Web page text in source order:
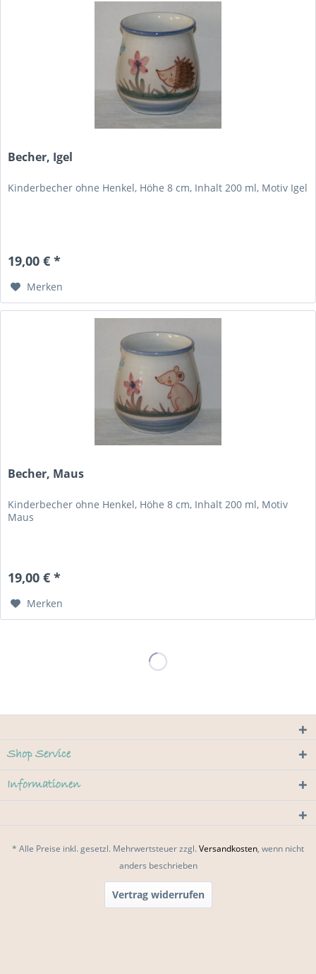
Becher, Igel
Kinderbecher ohne Henkel, Höhe 8 cm, Inhalt 200 ml, Motiv Igel
19,00 € *
Merken
Becher, Maus
Kinderbecher ohne Henkel, Höhe 8 cm, Inhalt 200 ml, Motiv
Maus
19,00 € *
Merken
Shop Service
Informationen
* Alle Preise inkl. gesetzl. Mehrwertsteuer zzgl.Versandkosten, wenn nicht
anders beschrieben
Vertrag widerrufen